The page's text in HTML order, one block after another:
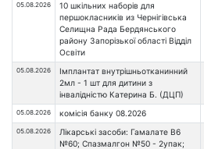
05.08.2026
10 шкільних наборів для
першокласників из Чернігівська
Селищна Рада Бердянського
району Запорізької області Відділ
Освіти
05.08.2026
Імплантат внутрішньотканинний
2мл - 1 шт для дитини з
інвалідністю Катерина Б. (ДЦП)
05.08.2026 комісія банку 08.2026
05.08.2026
Лікарські засоби: Гамалате В6
№60; Спазмалгон №50 - 2упак;